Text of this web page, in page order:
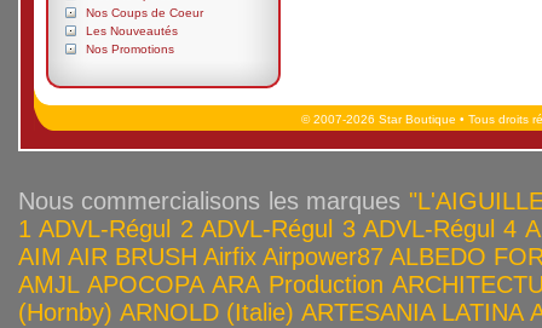
Nos Coups de Coeur
Les Nouveautés
Nos Promotions
© 2007-2026 Star Boutique • Tous droits
Nous commercialisons les marques
1 ADVL-Régul 2 ADVL-Régul 3 ADVL-Régul 4
AIM AIR BRUSH Airfix Airpower87 ALBEDO
AMJL APOCOPA ARA Production
(Hornby) ARNOLD (Italie) ARTESANIA LATINA